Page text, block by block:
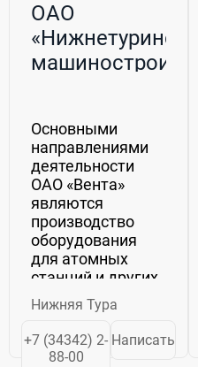
ОАО
Основными
направлениями
деятельности
ОАО «Вента»
являются
производство
оборудования
для атомных
станций и других
предприятий
атомной отрасли,
химико-
технологического,
Нижняя Тура
+7 (34342) 2-
88-00
Написать